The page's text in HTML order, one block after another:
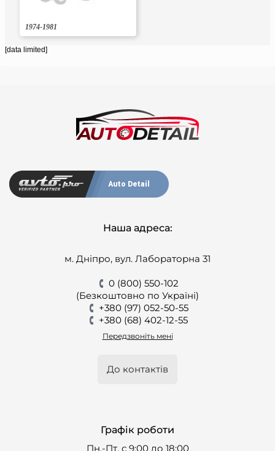
1974-1981
[data limited]
Auto Detail
Наша адреса:
м. Дніпро, вул. Лабораторна 31
0 (800) 550-102
(Безкоштовно по Україні)
+380 (97) 052-50-55
+380 (68) 402-12-55
Передзвоніть мені
До контактів
Графік роботи
Пн.-Пт. с 9:00 до 18:00